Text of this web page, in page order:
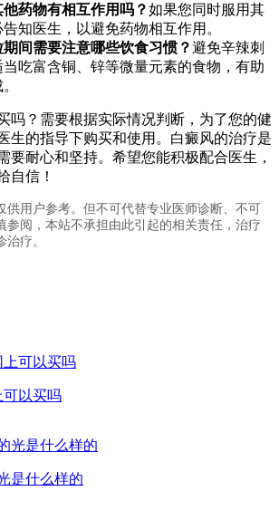
药物有相互作用吗？如果您同时服用其
知医生，以避免药物相互作用。
间需要注意哪些饮食习惯？避免辛辣刺
吃富含铜、锌等微量元素的食物，有助
吗？需要根据实际情况判断，为了您的健
生的指导下购买和使用。白癜风的治疗是
要耐心和坚持。希望您能积极配合医生，
自信！
供用户参考。但不可代替专业医师诊断、不可
参阅，本站不承担由此引起的相关责任，治疗
疗。
可以买吗
是什么样的